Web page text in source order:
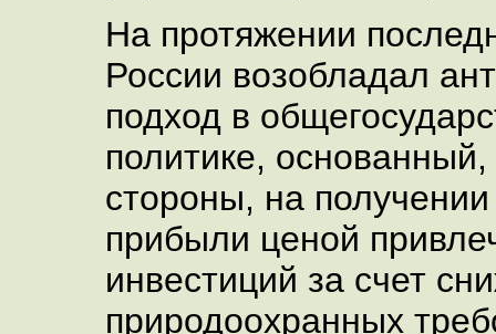
На протяжении
России возобладал
подход в
политике,
стороны, на
прибыли ценой
инвестиций за счет
природоохранных